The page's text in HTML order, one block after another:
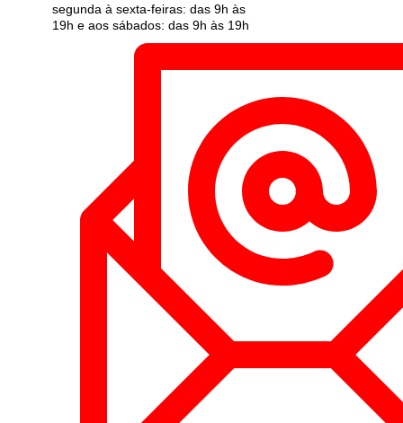
segunda à sexta-feiras: das 9h às
19h e aos sábados: das 9h às 19h